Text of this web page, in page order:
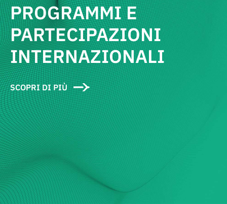
PROGRAMMI E
PARTECIPAZIONI
INTERNAZIONALI
SCOPRI DI PIÙ